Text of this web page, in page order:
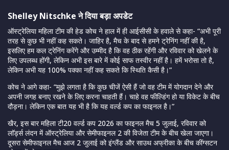
Shelley Nitschke ने दिया बड़ा अपडेट
ऑस्ट्रेलिया महिला टीम की हेड कोच ने हाल में ही आईसीसी के हवाले से कहा- “अभी पूरी
तरह से कुछ भी नहीं कह सकते। जाहिर है, मैच के बाद से हमने ट्रेनिंग नहीं की है,
इसलिए हम कल ट्रेनिंग करेंगे और उम्मीद है कि वह ठीक रहेंगी और रविवार को खेलने के
लिए उपलब्ध होंगी, लेकिन अभी इस बारे में कोई साफ तस्वीर नहीं है। हमें भरोसा तो है,
लेकिन अभी यह 100% पक्का नहीं कह सकते कि स्थिति कैसी है।”
कोच ने आगे कहा- “मुझे लगता है कि कुछ चीजें ऐसी हैं जो वह टीम में योगदान देने और
अपनी जगह बनाए रखने के लिए करना चाहती हैं। चाहे वह फील्डिंग हो या विकेट के बीच
दौड़ना। लेकिन एक बात यह भी है कि यह वर्ल्ड कप का फाइनल है।”
खैर, इस बार महिला टी20 वर्ल्ड कप 2026 का फाइनल मैच 5 जुलाई, रविवार को
लाॅर्ड्स लंदन में ऑस्ट्रेलिया और सेमीफाइनल 2 की विजेता टीम के बीच खेला जाएगा।
दूसरा सेमीफाइनल मैच आज 2 जुलाई को इंग्लैंड और साउथ अफ्रीका के बीच कींग्सटन